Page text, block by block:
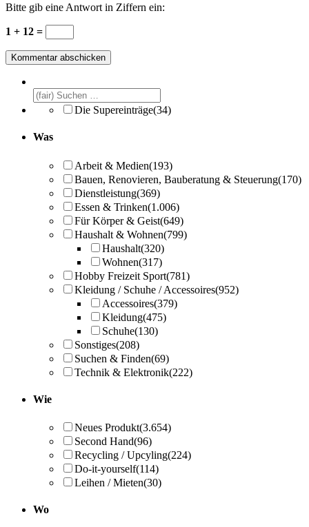
Bitte gib eine Antwort in Ziffern ein:
1 + 12 =
Die Supereinträge(34)
Was
Arbeit & Medien(193)
Bauen, Renovieren, Bauberatung & Steuerung(170)
Dienstleistung(369)
Essen & Trinken(1.006)
Für Körper & Geist(649)
Haushalt & Wohnen(799)
Haushalt(320)
Wohnen(317)
Hobby Freizeit Sport(781)
Kleidung / Schuhe / Accessoires(952)
Accessoires(379)
Kleidung(475)
Schuhe(130)
Sonstiges(208)
Suchen & Finden(69)
Technik & Elektronik(222)
Wie
Neues Produkt(3.654)
Second Hand(96)
Recycling / Upcyling(224)
Do-it-yourself(114)
Leihen / Mieten(30)
Wo